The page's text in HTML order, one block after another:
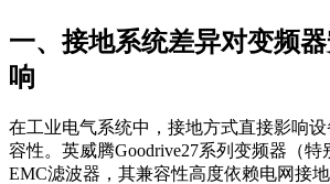
一、接地系统差异对变频
响
在工业电气系统中，接地方式直接影响
容性。英威腾Goodrive27系列变频器（特
EMC滤波器，其兼容性高度依赖电网接